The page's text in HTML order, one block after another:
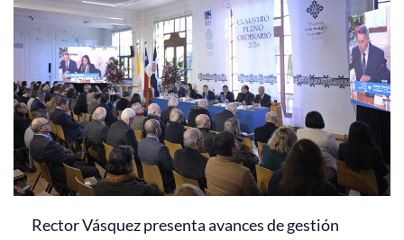
Rector Vásquez presenta avances de gestión